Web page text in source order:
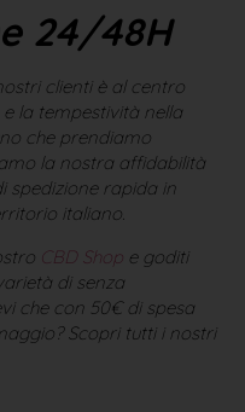
24/48H
clienti è al centro
la tempestività nella
che prendiamo
la nostra affidabilità
spedizione rapida in
italiano.
CBD Shope goditi
di senza
che con 50€ di spesa
Scopri tutti i nostri